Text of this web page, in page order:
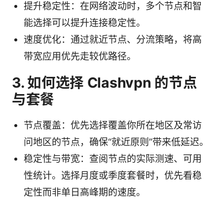
提升稳定性：在网络波动时，多个节点和智
能选择可以提升连接稳定性。
速度优化：通过就近节点、分流策略，将高
带宽应用优先走较优路径。
3. 如何选择 Clashvpn 的节点
与套餐
节点覆盖：优先选择覆盖你所在地区及常访
问地区的节点，确保“就近原则”带来低延迟。
稳定性与带宽：查阅节点的实际测速、可用
性统计。选择月度或季度套餐时，优先看稳
定性而非单日高峰期的速度。